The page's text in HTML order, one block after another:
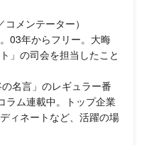
メンテーター）
03年からフリー。大晦
」の司会を担当したこと
名言」のレギュラー番
ラム連載中。トップ企業
ィネートなど、活躍の場